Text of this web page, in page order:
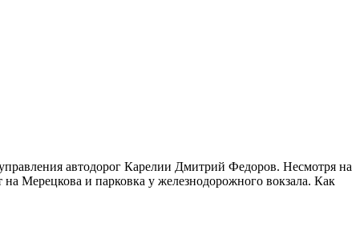
автодорог Карелии Дмитрий Федоров. Несмотря на
на Мерецкова и парковка у железнодорожного вокзала. Как